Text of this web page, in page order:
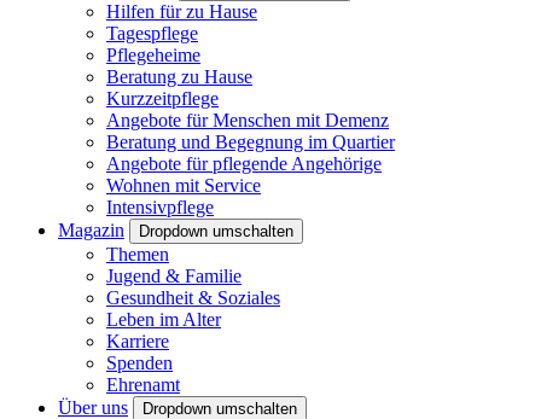
Hilfen für zu Hause
Tagespflege
Pflegeheime
Beratung zu Hause
Kurzzeitpflege
Angebote für Menschen mit Demenz
Beratung und Begegnung im Quartier
Angebote für pflegende Angehörige
Wohnen mit Service
Intensivpflege
Magazin
Dropdown umschalten
Themen
Jugend & Familie
Gesundheit & Soziales
Leben im Alter
Karriere
Spenden
Ehrenamt
Über uns
Dropdown umschalten